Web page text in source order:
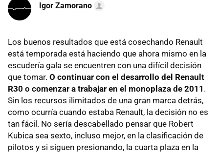
Igor Zamorano
Los buenos resultados que está cosechando Renault
está temporada está haciendo que ahora mismo en la
escudería gala se encuentren con una difícil decisión
que tomar. O continuar con el desarrollo del Renault
R30 o comenzar a trabajar en el monoplaza de 2011 .
Sin los recursos ilimitados de una gran marca detrás,
como ocurría cuando estaba Renault, la decisión no es
tan fácil. No sería descabellado pensar que Robert
Kubica sea sexto, incluso mejor, en la clasificación de
pilotos y si siguen presionando, la cuarta plaza en la